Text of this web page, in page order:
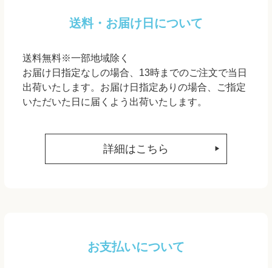
送料・お届け日について
送料無料※一部地域除く
お届け日指定なしの場合、13時までのご注文で当日
出荷いたします。お届け日指定ありの場合、ご指定
いただいた日に届くよう出荷いたします。
詳細はこちら
お支払いについて